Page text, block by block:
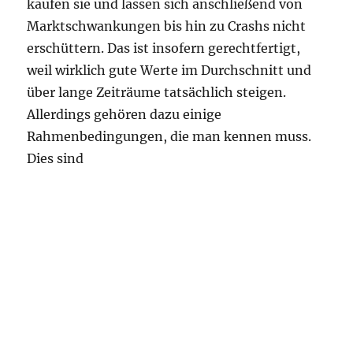
kaufen sie und lassen sich anschließend von
Marktschwankungen bis hin zu Crashs nicht
erschüttern. Das ist insofern gerechtfertigt,
weil wirklich gute Werte im Durchschnitt und
über lange Zeiträume tatsächlich steigen.
Allerdings gehören dazu einige
Rahmenbedingungen, die man kennen muss.
Dies sind